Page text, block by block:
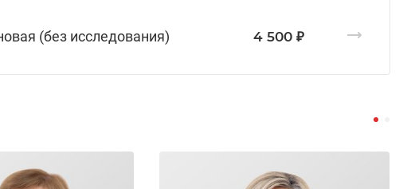
(без исследования) 4 500 ₽